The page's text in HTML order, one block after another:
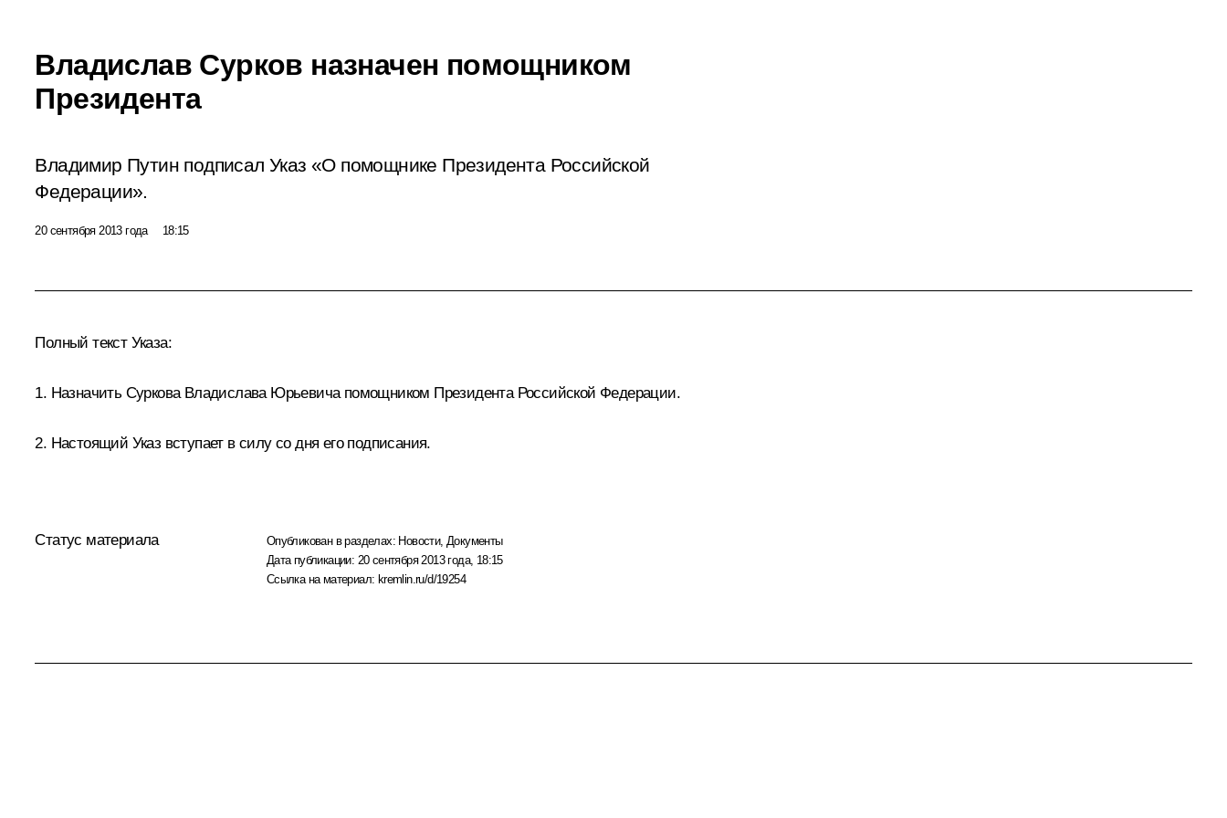
Владислав Сурков назначен помощником
Президента
Владимир Путин подписал Указ «О помощнике Президента Российской
Федерации».
20 сентября 2013 года 18:15
Полный текст Указа:
1. Назначить СурковаВладислава Юрьевича помощником Президента Российской Федерации.
2. Настоящий Указ вступает в силу со дня его подписания.
Статус материала Опубликован в разделах: Новости, Документы
Дата публикации: 20 сентября 2013 года, 18:15
Ссылка на материал: kremlin.ru/d/19254